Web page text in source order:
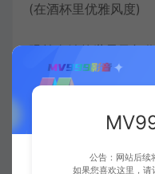
(在酒杯里优雅风度)
眼前奇妙的世界又幻
看官老爷请来瞧个仔细
吐火吞刀对我不过小
公告：网站后续
如果您喜欢这里，